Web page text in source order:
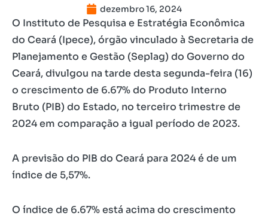
dezembro 16, 2024
O Instituto de Pesquisa e Estratégia Econômica
do Ceará (Ipece), órgão vinculado à Secretaria de
Planejamento e Gestão (Seplag) do Governo do
Ceará, divulgou na tarde desta segunda-feira (16)
o crescimento de 6.67% do Produto Interno
Bruto (PIB) do Estado, no terceiro trimestre de
2024 em comparação a igual período de 2023.
A previsão do PIB do Ceará para 2024 é de um
índice de 5,57%.
O índice de 6.67% está acima do crescimento